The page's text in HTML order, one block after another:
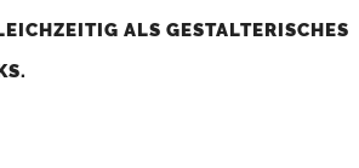
bestellen. ALS GESTALTERISCHES